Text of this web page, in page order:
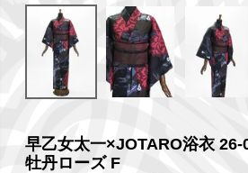
早乙女太一×JOTARO浴衣 26-
牡丹ローズ F